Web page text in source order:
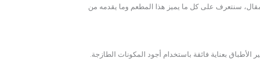
سنتعرف على كل ما يميز هذا المطعم وما يقدمه من
الأطباق بعناية فائقة باستخدام أجود المكونات الطازجة.